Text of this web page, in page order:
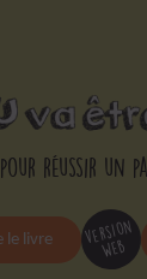
réussir un
le livre version
web